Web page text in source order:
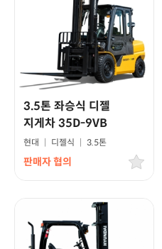
3.5톤 좌승식 디젤
지게차 35D-9VB
현대 | 디젤식 | 3.5톤
판매자 협의